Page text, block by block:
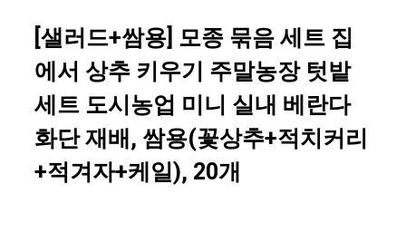
[샐러드+쌈용] 모종 묶음 세트 집
에서 상추 키우기 주말농장 텃밭
세트 도시농업 미니 실내 베란다
화단 재배, 쌈용(꽃상추+적치커리
+적겨자+케일), 20개